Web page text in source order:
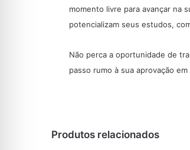
momento livre para avançar na
potencializam seus estudos,
Não perca a oportunidade de
passo rumo à sua aprovação em
Produtos relacionados